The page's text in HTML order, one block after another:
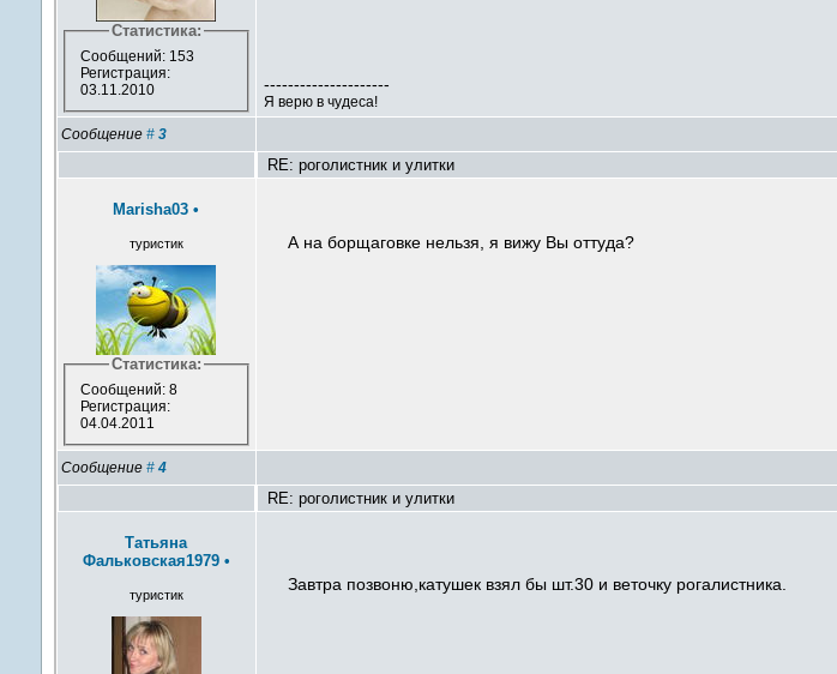
Статистика:
Сообщений: 153
Регистрация:
03.11.2010
---------------------
Я верю в чудеса!
Сообщение # 3
RE: роголистник и улитки
Marisha03 •
туристик
Статистика:
Сообщений: 8
Регистрация:
04.04.2011
А на борщаговке нельзя, я вижу Вы оттуда?
Сообщение # 4
RE: роголистник и улитки
Татьяна
Фальковская1979 •
туристик
Завтра позвоню,катушек взял бы шт.30 и веточку рогалистника.